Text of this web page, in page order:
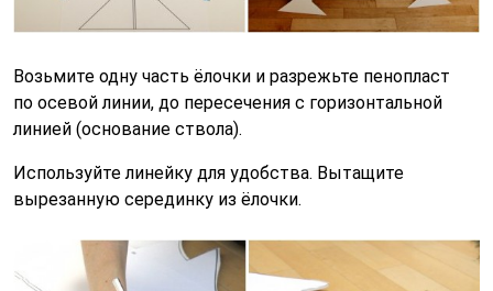
Возьмите одну часть ёлочки и разрежьте пенопласт
по осевой линии, до пересечения с горизонтальной
линией (основание ствола).
Используйте линейку для удобства. Вытащите
вырезанную серединку из ёлочки.